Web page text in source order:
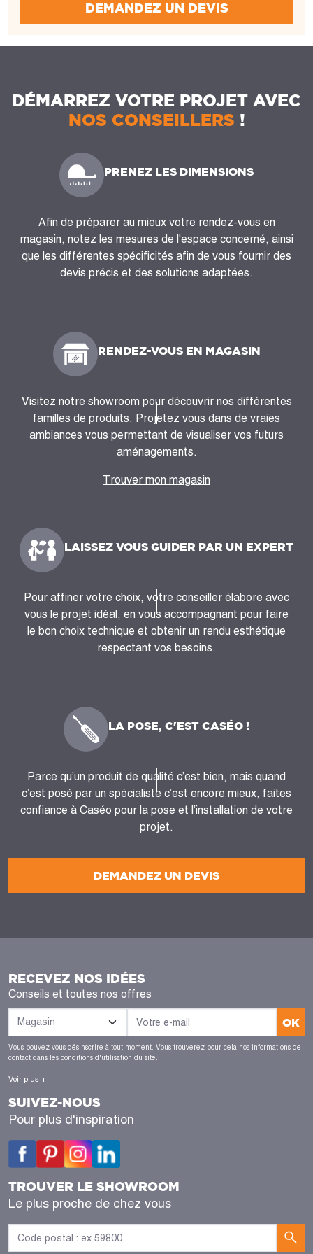
DEMANDEZ UN DEVIS
DÉMARREZ VOTRE PROJET AVEC
NOS CONSEILLERS !
DEMANDEZ UN DEVIS
PRENEZ LES DIMENSIONS
Afin de préparer au mieux votre rendez-vous en
magasin, notez les mesures de l'espace concerné, ainsi
que les différentes spécificités afin de vous fournir des
devis précis et des solutions adaptées.
RENDEZ-VOUS EN MAGASIN
Visitez notre showroom pour découvrir nos différentes
familles de produits. Projetez vous dans de vraies
ambiances vous permettant de visualiser vos futurs
aménagements.
Trouver mon magasin
LAISSEZ VOUS GUIDER PAR UN EXPERT
Pour affiner votre choix, votre conseiller élabore avec
vous le projet idéal, en vous accompagnant pour faire
le bon choix technique et obtenir un rendu esthétique
respectant vos besoins.
LA POSE, C'EST CASÉO !
Parce qu’un produit de qualité c’est bien, mais quand
c’est posé par un spécialiste c’est encore mieux, faites
confiance à Caséo pour la pose et l’installation de votre
projet.
RECEVEZ NOS IDÉES
Conseils et toutes nos offres
OK
Vous pouvez vous désinscrire à tout moment. Vous trouverez pour cela nos informations de
contact dans les conditions d'utilisation du site.
Voir plus +
SUIVEZ-NOUS
Pour plus d'inspiration
TROUVER LE SHOWROOM
Le plus proche de chez vous